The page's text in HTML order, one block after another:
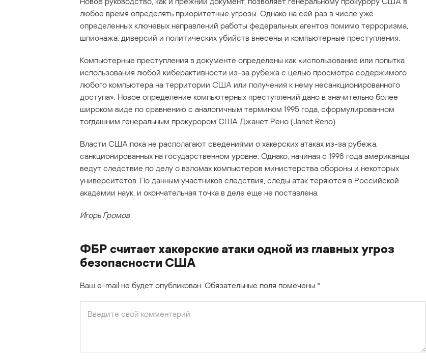
любое время определять приоритетные угрозы. Однако на сей раз в числе уже
определенных ключевых направлений работы федеральных агентов помимо терроризма,
шпионажа, диверсий и политических убийств внесены и компьютерные преступления.
Компьютерные преступления в документе определены как «использование или попытка
использования любой киберактивности из-за рубежа с целью просмотра содержимого
любого компьютера на территории США или получения к нему несанкционированного
доступа». Новое определение компьютерных преступлений дано в значительно более
широком виде по сравнению с аналогичным термином 1995 года, сформулированном
тогдашним генеральным прокурором США Джанет Рено (Janet Reno).
Власти США пока не располагают сведениями о хакерских атаках из-за рубежа,
санкционированных на государственном уровне. Однако, начиная с 1998 года американцы
ведут следствие по делу о взломах компьютеров министерства обороны и некоторых
университетов. По данным участников следствия, следы атак теряются в Российской
академии наук, и окончательная точка в деле еще не поставлена.
Игорь Громов
ФБР считает хакерские атаки одной из главных угроз
безопасности США
Ваш e-mail не будет опубликован. Обязательные поля помечены *